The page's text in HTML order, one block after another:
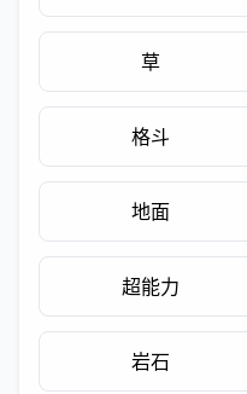
草
格斗
地面
超能力
岩石